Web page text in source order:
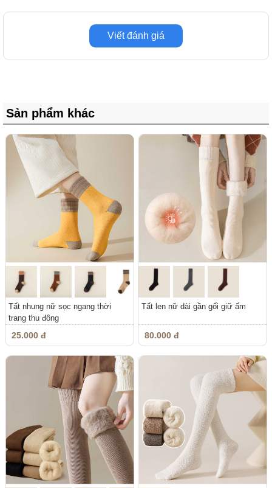
Viết đánh giá
Sản phẩm khác
Tất nhung nữ sọc ngang thời
trang thu đông
25.000 đ
Tất len nữ dài gần gối giữ ấm
80.000 đ